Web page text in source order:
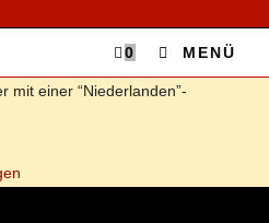
0 MENÜ
mit ei­ner “Niederlanden”-